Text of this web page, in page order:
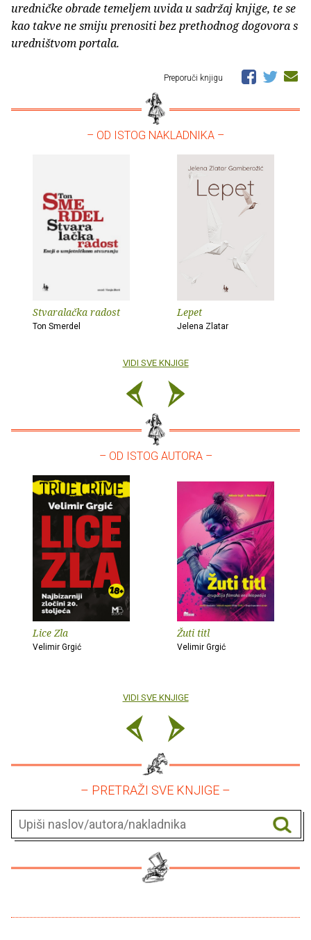
uredničke obrade temeljem uvida u sadržaj knjige, te se
kao takve ne smiju prenositi bez prethodnog dogovora s
uredništvom portala.
Preporuči knjigu
– OD ISTOG NAKLADNIKA –
Stvaralačka radost
Ton Smerdel
Lepet
Jelena Zlatar
VIDI SVE KNJIGE
– OD ISTOG AUTORA –
Lice Zla
Velimir Grgić
Žuti titl
Velimir Grgić
VIDI SVE KNJIGE
– PRETRAŽI SVE KNJIGE –